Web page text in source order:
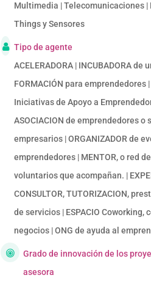
Multimedia | Telecomunicaciones
Things y Sensores
Tipo de agente
ACELERADORA | INCUBADORA de
FORMACIÓN para emprendedores |
Iniciativas de Apoyo a
ASOCIACION de emprendedores o
empresarios | ORGANIZADOR de
emprendedores | MENTOR, o red
voluntarios que acompañan. |
CONSULTOR, TUTORIZACION,
de servicios | ESPACIO Coworking,
negocios | ONG de ayuda al
Grado de innovación de los
asesora